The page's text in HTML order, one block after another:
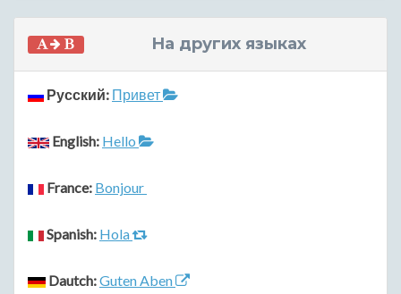
На других языках
Русский: Привет
English: Hello
France: Bonjour
Spanish: Hola
Dautch:Guten Aben